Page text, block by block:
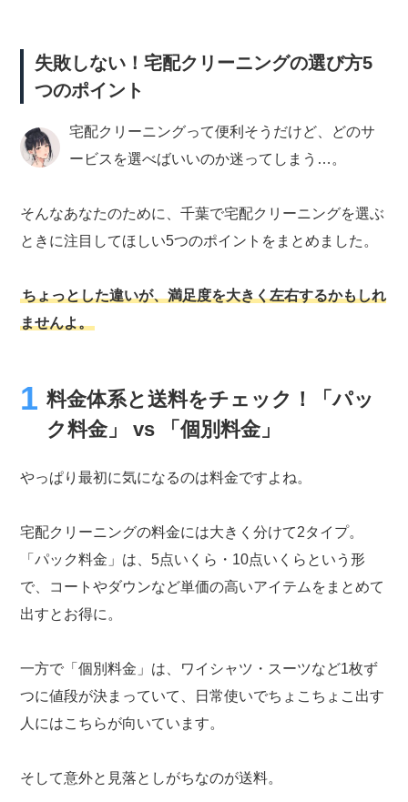
失敗しない！宅配クリーニングの選び方5
つのポイント
宅配クリーニングって便利そうだけど、どのサ
ービスを選べばいいのか迷ってしまう…。
そんなあなたのために、千葉で宅配クリーニングを選ぶ
ときに注目してほしい5つのポイントをまとめました。
ちょっとした違いが、満足度を大きく左右するかもしれ
ませんよ。
料金体系と送料をチェック！「パッ
ク料金」 vs 「個別料金」
やっぱり最初に気になるのは料金ですよね。
宅配クリーニングの料金には大きく分けて2タイプ。
「パック料金」は、5点いくら・10点いくらという形
で、コートやダウンなど単価の高いアイテムをまとめて
出すとお得に。
一方で「個別料金」は、ワイシャツ・スーツなど1枚ず
つに値段が決まっていて、日常使いでちょこちょこ出す
人にはこちらが向いています。
そして意外と見落としがちなのが送料。